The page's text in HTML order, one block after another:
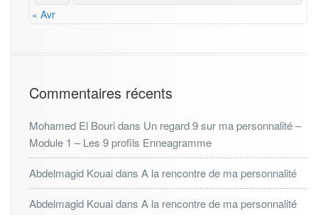
« Avr
Commentaires récents
Mohamed El Bouridans Un regard 9 sur ma personnalité –
Module 1 – Les 9 profils Enneagramme
Abdelmagid Kouaidans A la rencontre de ma personnalité
Abdelmagid Kouaidans A la rencontre de ma personnalité